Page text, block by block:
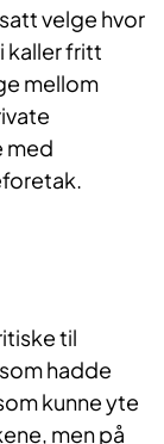
velge hvor
kaller fritt
mellom
med
til
hadde
kunne yte
men på